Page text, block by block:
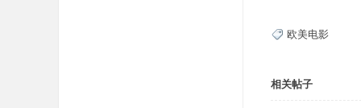
欧美电影
相关帖子